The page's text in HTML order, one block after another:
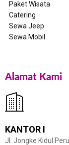
Paket Wisata
Catering
Sewa Jeep
Sewa Mobil
Alamat Kami
KANTOR I
Jl. Jongke Kidul